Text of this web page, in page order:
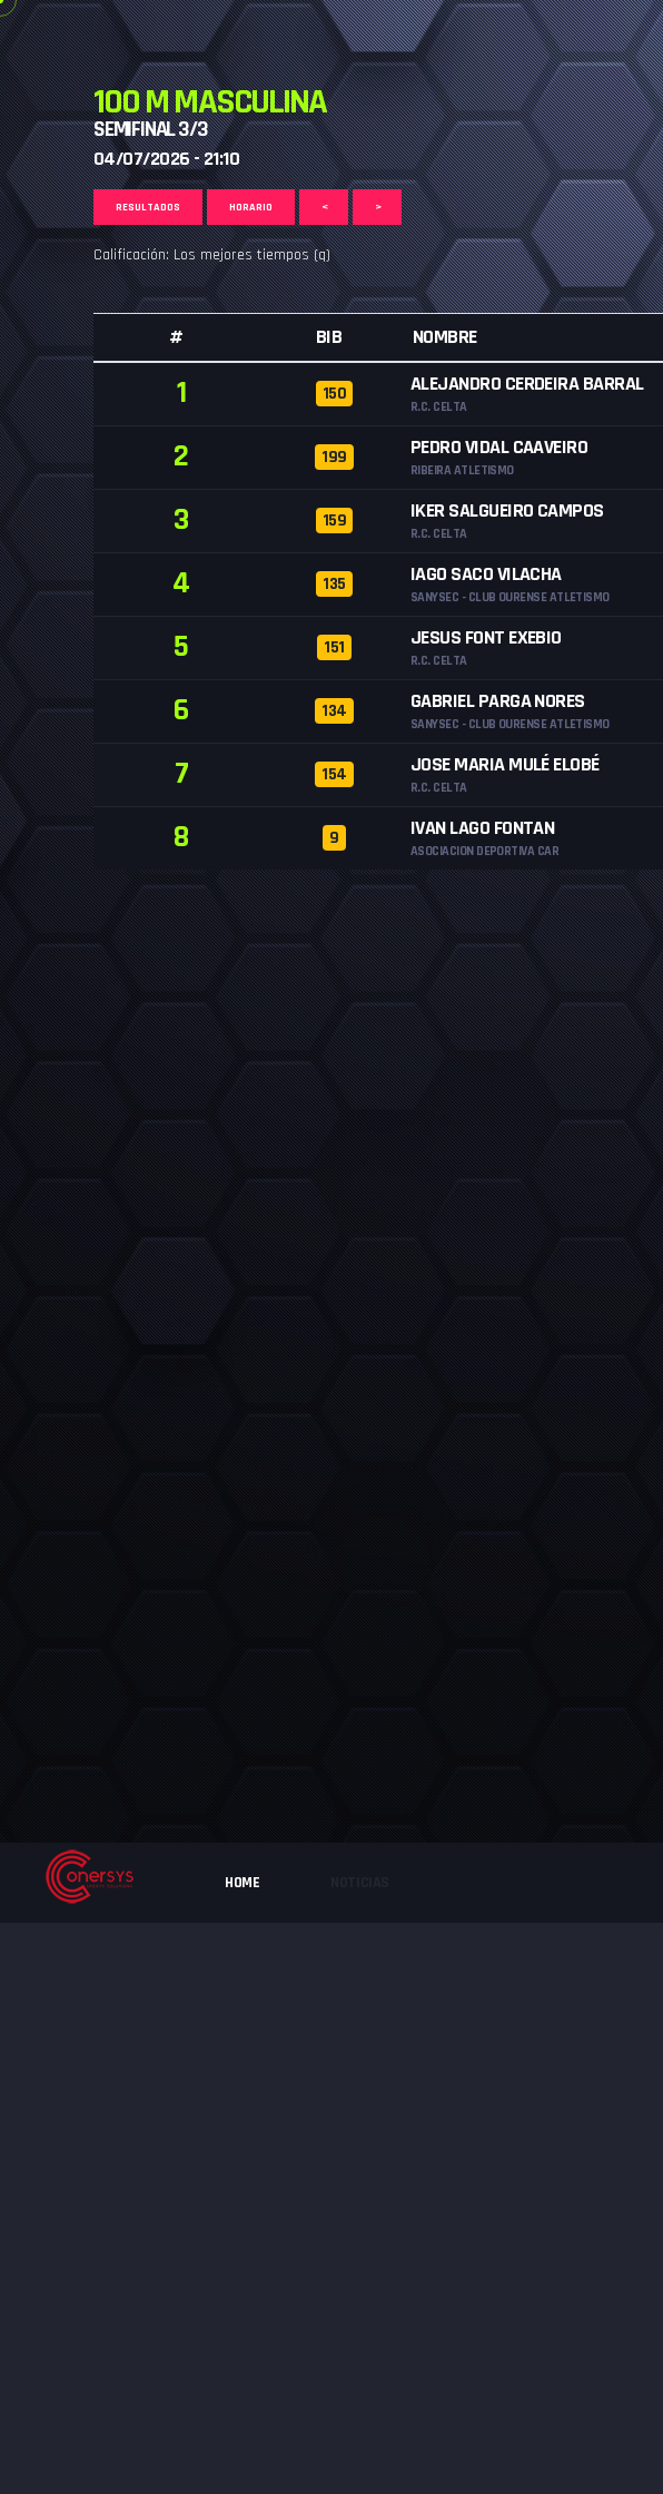
HOME
100 M MASCULINA
SEMIFINAL 3/3
04/07/2026 - 21:10
RESULTADOS HORARIO < >
Calificación: Los mejores tiempos (q)
# BIB NOMBRE
1 150 ALEJANDRO CERDEIRA BARRAL
R.C. CELTA
2 199 PEDRO VIDAL CAAVEIRO
RIBEIRA ATLETISMO
3 159 IKER SALGUEIRO CAMPOS
R.C. CELTA
4 135 IAGO SACO VILACHA
SANYSEC - CLUB OURENSE ATLETISMO
5 151 JESUS FONT EXEBIO
R.C. CELTA
6 134 GABRIEL PARGA NORES
SANYSEC - CLUB OURENSE ATLETISMO
7 154 JOSE MARIA MULÉ ELOBÉ
R.C. CELTA
8 9 IVAN LAGO FONTAN
ASOCIACION DEPORTIVA CAR